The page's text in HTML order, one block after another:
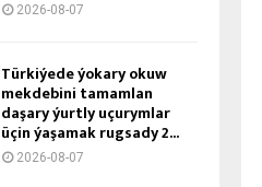
2026-08-07
Türkiýede ýokary okuw
mekdebini tamamlan
daşary ýurtly uçurymlar
üçin ýaşamak rugsady 2...
2026-08-07